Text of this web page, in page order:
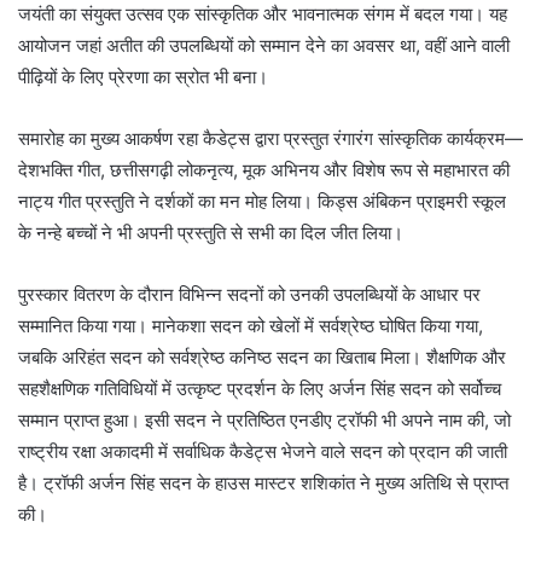
जयंती का संयुक्त उत्सव एक सांस्कृतिक और भावनात्मक संगम में बदल गया। यह
आयोजन जहां अतीत की उपलब्धियों को सम्मान देने का अवसर था, वहीं आने वाली
पीढ़ियों के लिए प्रेरणा का स्रोत भी बना।
समारोह का मुख्य आकर्षण रहा कैडेट्स द्वारा प्रस्तुत रंगारंग सांस्कृतिक कार्यक्रम—
देशभक्ति गीत, छत्तीसगढ़ी लोकनृत्य, मूक अभिनय और विशेष रूप से महाभारत की
नाट्य गीत प्रस्तुति ने दर्शकों का मन मोह लिया। किड्स अंबिकन प्राइमरी स्कूल
के नन्हे बच्चों ने भी अपनी प्रस्तुति से सभी का दिल जीत लिया।
पुरस्कार वितरण के दौरान विभिन्न सदनों को उनकी उपलब्धियों के आधार पर
सम्मानित किया गया। मानेकशा सदन को खेलों में सर्वश्रेष्ठ घोषित किया गया,
जबकि अरिहंत सदन को सर्वश्रेष्ठ कनिष्ठ सदन का खिताब मिला। शैक्षणिक और
सहशैक्षणिक गतिविधियों में उत्कृष्ट प्रदर्शन के लिए अर्जन सिंह सदन को सर्वोच्च
सम्मान प्राप्त हुआ। इसी सदन ने प्रतिष्ठित एनडीए ट्रॉफी भी अपने नाम की, जो
राष्ट्रीय रक्षा अकादमी में सर्वाधिक कैडेट्स भेजने वाले सदन को प्रदान की जाती
है। ट्रॉफी अर्जन सिंह सदन के हाउस मास्टर शशिकांत ने मुख्य अतिथि से प्राप्त
की।